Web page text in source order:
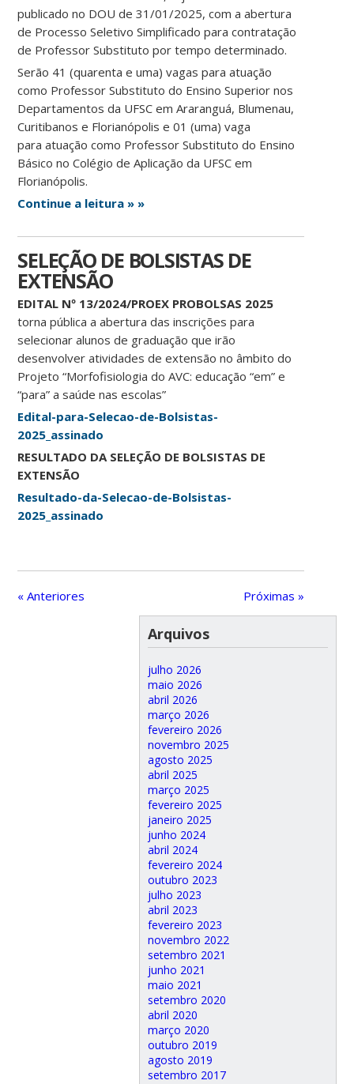
publicado no DOU de 31/01/2025, com a abertura
de Processo Seletivo Simplificado para contratação
de Professor Substituto por tempo determinado.
Serão 41 (quarenta e uma) vagas para atuação
como Professor Substituto do Ensino Superior nos
Departamentos da UFSC em Araranguá, Blumenau,
Curitibanos e Florianópolis e 01 (uma) vaga
para atuação como Professor Substituto do Ensino
Básico no Colégio de Aplicação da UFSC em
Florianópolis.
Continue a leitura » »
SELEÇÃO DE BOLSISTAS DE
EXTENSÃO
EDITAL Nº 13/2024/PROEX PROBOLSAS 2025
torna pública a abertura das inscrições para
selecionar alunos de graduação que irão
desenvolver atividades de extensão no âmbito do
Projeto “Morfofisiologia do AVC: educação “em” e
“para” a saúde nas escolas”
Edital-para-Selecao-de-Bolsistas-
2025_assinado
RESULTADO DA SELEÇÃO DE BOLSISTAS DE
EXTENSÃO
Resultado-da-Selecao-de-Bolsistas-
2025_assinado
« Anteriores Próximas »
Arquivos
julho 2026
maio 2026
abril 2026
março 2026
fevereiro 2026
novembro 2025
agosto 2025
abril 2025
março 2025
fevereiro 2025
janeiro 2025
junho 2024
abril 2024
fevereiro 2024
outubro 2023
julho 2023
abril 2023
fevereiro 2023
novembro 2022
setembro 2021
junho 2021
maio 2021
setembro 2020
abril 2020
março 2020
outubro 2019
agosto 2019
setembro 2017